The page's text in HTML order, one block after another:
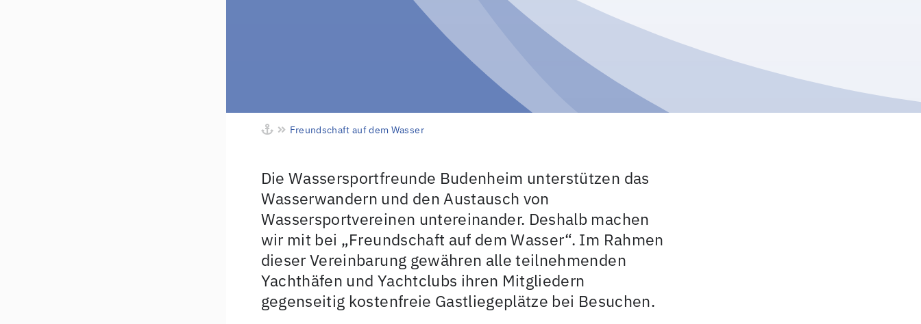
Freundschaft auf dem Wasser
Die Wassersportfreunde Budenheim unterstützen das
Wasserwandern und den Austausch von
Wassersportvereinen untereinander. Deshalb machen
wir mit bei „Freundschaft auf dem Wasser“. Im Rahmen
dieser Vereinbarung gewähren alle teilnehmenden
Yachthäfen und Yachtclubs ihren Mitgliedern
gegenseitig kostenfreie Gastliegeplätze bei Besuchen.